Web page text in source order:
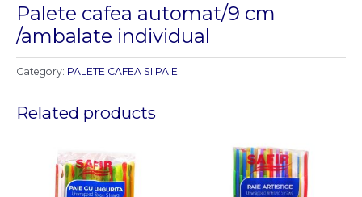
Palete cafea automat/9 cm
/ambalate individual
Category: PALETE CAFEA SI PAIE
Related products